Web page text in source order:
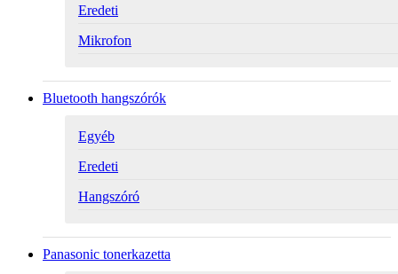
Eredeti
Mikrofon
Bluetooth hangszórók
Egyéb
Eredeti
Hangszóró
Panasonic tonerkazetta